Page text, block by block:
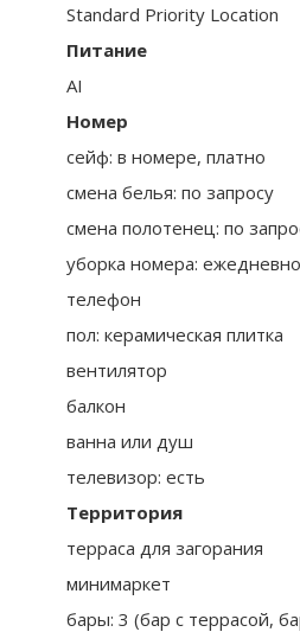
Standard Priority Location
Питание
AI
Номер
сейф: в номере, платно
смена белья: по запросу
смена полотенец: по
уборка номера: ежедневно
телефон
пол: керамическая плитка
вентилятор
балкон
ванна или душ
телевизор: есть
Территория
терраса для загорания
минимаркет
бары: 3 (бар с террасой,